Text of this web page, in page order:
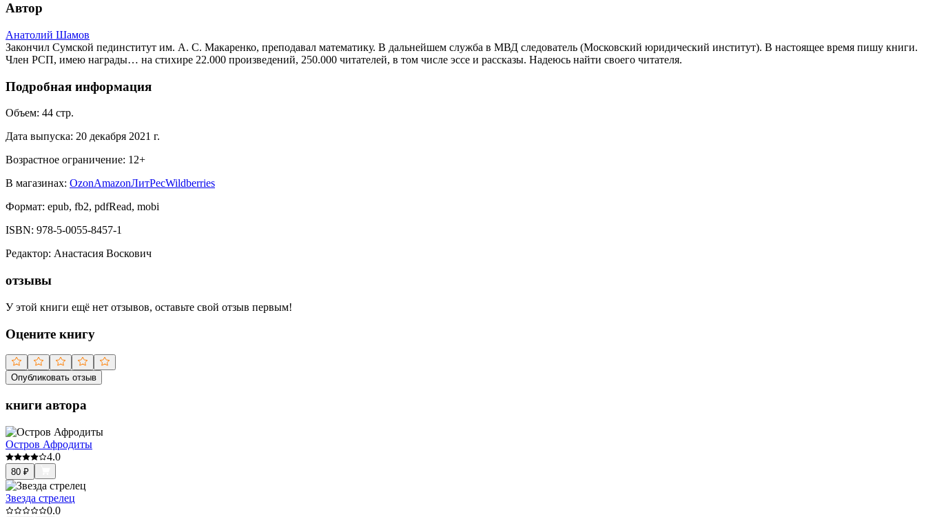
Автор
Анатолий Шамов
Закончил Сумской пединститут им. А. С. Макаренко, преподавал математику. В дальнейшем служба в МВД следователь (Московский юридический институт). В настоящее время пишу книги.
Член РСП, имею награды… на стихире 22.000 произведений, 250.000 читателей, в том числе эссе и рассказы. Надеюсь найти своего читателя.
Подробная информация
Объем: 44 стр.
Дата выпуска: 20 декабря 2021 г.
Возрастное ограничение: 12+
В магазинах: OzonAmazonЛитРесWildberries
Формат: epub, fb2, pdfRead, mobi
ISBN: 978-5-0055-8457-1
Редактор: Анастасия Воскович
отзывы
У этой книги ещё нет отзывов, оставьте свой отзыв первым!
Оцените книгу
Опубликовать отзыв
книги автора
Остров Афродиты
4.0
80 ₽
Звезда стрелец
0.0